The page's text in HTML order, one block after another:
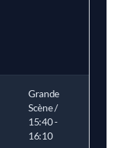
Grande
Scène /
15:40 -
16:10